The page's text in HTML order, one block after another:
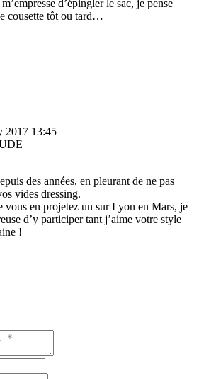
d’épingler le sac, je pense
cousette tôt ou tard…
2017 13:45
des années, en pleurant de ne pas
vides dressing.
vous en projetez un sur Lyon en Mars, je
d’y participer tant j’aime votre style
!